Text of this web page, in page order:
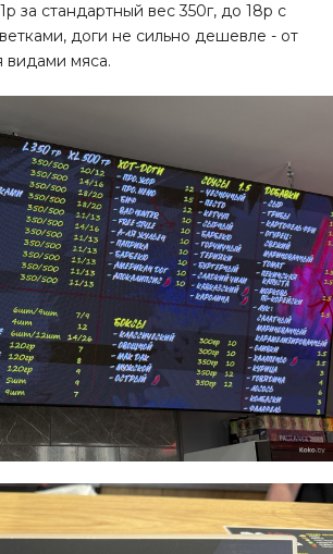
за стандартный вес 350г, до 18р с
доги не сильно дешевле - от
видами мяса.